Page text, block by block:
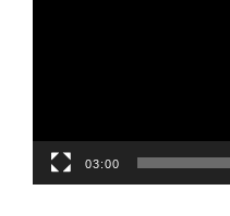
03:00